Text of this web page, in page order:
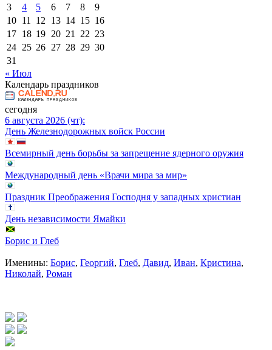
3
4 5 6 7 8
9
10 11 12 13 14 15 16
17 18 19 20 21 22 23
24 25 26 27 28 29 30
31
« Июл
Календарь праздников
сегодня
6 августа 2026 (чт):
День Железнодорожных войск России
Всемирный день борьбы за запрещение ядерного оружия
Международный день «Врачи мира за мир»
Праздник Преображения Господня у западных христиан
День независимости Ямайки
Борис и Глеб
Именины: Борис, Георгий, Глеб, Давид, Иван, Кристина,
Николай, Роман